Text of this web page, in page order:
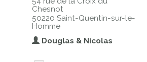
Chesnot
50220 Saint-Quentin-sur-le-
Homme
Douglas & Nicolas